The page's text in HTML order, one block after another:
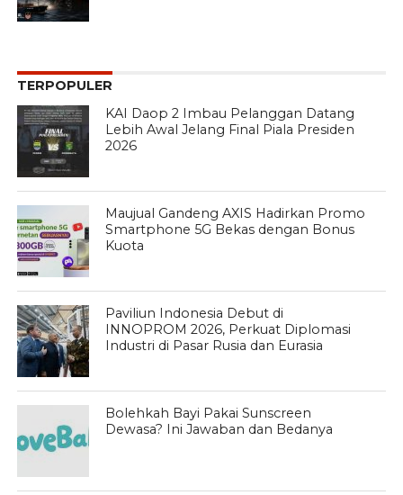
TERPOPULER
KAI Daop 2 Imbau Pelanggan Datang
Lebih Awal Jelang Final Piala Presiden
2026
Maujual Gandeng AXIS Hadirkan Promo
Smartphone 5G Bekas dengan Bonus
Kuota
Paviliun Indonesia Debut di
INNOPROM 2026, Perkuat Diplomasi
Industri di Pasar Rusia dan Eurasia
Bolehkah Bayi Pakai Sunscreen
Dewasa? Ini Jawaban dan Bedanya